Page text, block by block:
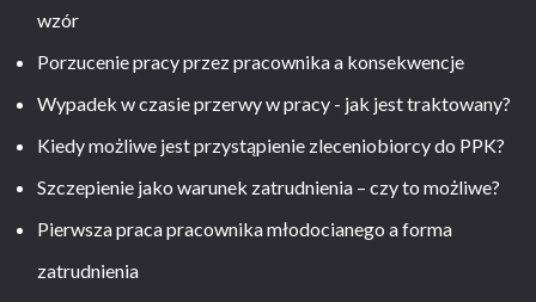
wzór
Porzucenie pracy przez pracownika a konsekwencje
Wypadek w czasie przerwy w pracy - jak jest traktowany?
Kiedy możliwe jest przystąpienie zleceniobiorcy do PPK?
Szczepienie jako warunek zatrudnienia – czy to możliwe?
Pierwsza praca pracownika młodocianego a forma
zatrudnienia